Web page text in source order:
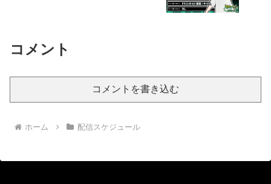
コメント
コメントを書き込む
ホーム 配信スケジュール